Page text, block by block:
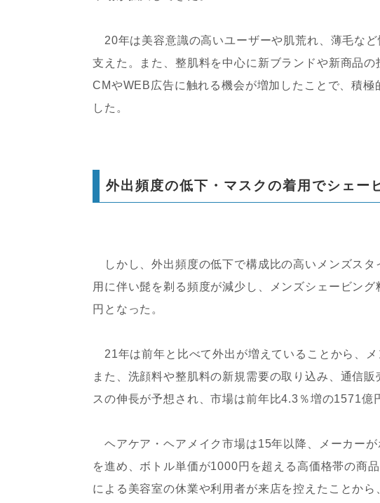
20年は美容意識の高いユーザーや肌荒れ、薄毛な
支えた。また、整肌料を中心に新ブランドや新商品
CMやWEB広告に触れる機会が増加したことで、積
した。
外出頻度の低下・マスクの着用でシェー
しかし、外出頻度の低下で構成比の高いメンズス
用に伴い髭を剃る頻度が減少し、メンズシェービン
円となった。
21年は前年と比べて外出が増えていることから、メ
また、洗顔料や整肌料の新規需要の取り込み、通信
スの伸長が予想され、市場は前年比4.3％増の1571億
ヘアケア・ヘアメイク市場は15年以降、メーカー
を進め、ボトル単価が1000円を超える高価格帯の商
による美容室の休業や利用者が来店を控えたことから